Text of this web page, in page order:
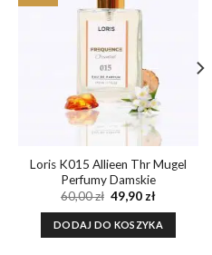
Dodaj do
Loris K015 Allieen Thr Mugel
Perfumy Damskie
60,00zł Pierwotna
cena
wynosiła:
60,00 zł.
49,90 złAktualna
wynosi:
49,90 zł.
DODAJ DO KOSZYKA